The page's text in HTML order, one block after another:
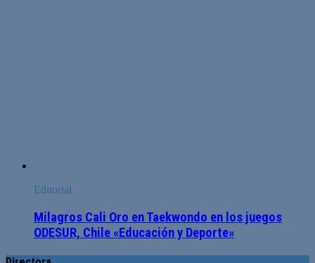
Editorial
Milagros Cali Oro en Taekwondo en los juegos
ODESUR, Chile «Educación y Deporte»